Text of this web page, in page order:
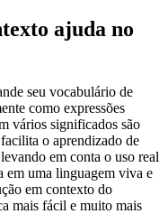
ajuda no
seu vocabulário de
como expressões
vários significados são
o aprendizado de
em conta o uso real
em uma linguagem viva e
em contexto do
mais fácil e muito mais